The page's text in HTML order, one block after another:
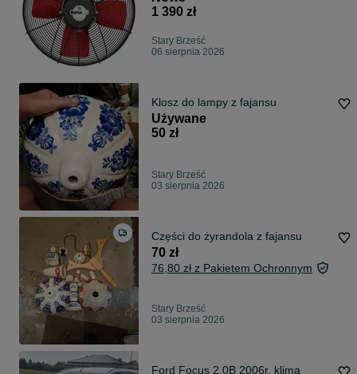
1 390 zł
Stary Brześć
06 sierpnia 2026
Klosz do lampy z fajansu
Używane
50 zł
Stary Brześć
03 sierpnia 2026
Części do żyrandola z fajansu
70 zł
76,80 zł z Pakietem Ochronnym
Stary Brześć
03 sierpnia 2026
Ford Focus 2.0B 2006r, klima